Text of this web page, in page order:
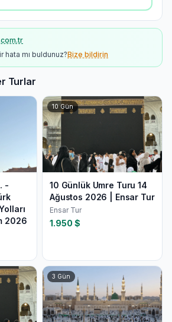
hata mı buldunuz?Bize bildirin
Turlar
-
2026
10Gün
10 Günlük Umre Turu 14
Ağustos 2026 | Ensar Tur
Ensar Tur
1.950 $
3 Gün